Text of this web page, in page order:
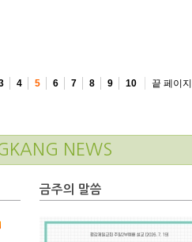
4 5 6 7 8 9 10 끝 페이지
NEWS
금주의 말씀